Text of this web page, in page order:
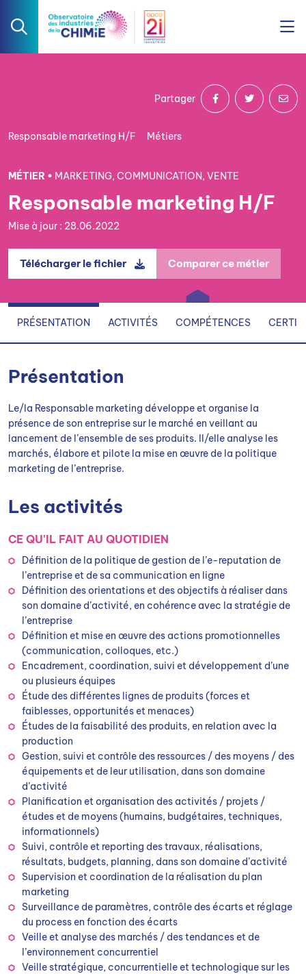
Responsable marketing H/F Métiers
MÉTIER • MARKETING, COMMUNICATION, VENTE
Responsable marketing H/F
Mise à jour : 28.06.2022
Télécharger le fichier Comparer ce métier
Partager
PRÉSENTATION ACTIVITÉS COMPÉTENCES
Présentation
Le/la Responsable marketing développe et organise la
présence de son entreprise sur le marché en veillant au
lancement de l’ensemble de ses produits. Il/elle analyse les
marchés, élabore et pilote la mise en œuvre de la politique
marketing de l’entreprise.
Les activités
CE QU'IL FAIT AU QUOTIDIEN
Définition de la politique de gestion de l’e-reputation de
l’entreprise et de sa communication en ligne
Définition des orientations et des objectifs à réaliser dans
son domaine d’activité, en cohérence avec la stratégie de
l’entreprise
Définition et mise en œuvre des actions promotionnelles
(communication, colloques, etc.)
Encadrement, coordination, suivi et développement d’une
ou plusieurs équipes
Étude des différentes lignes de produits (forces et
faiblesses, opportunités et menaces)
Études de la faisabilité des produits, en relation avec la
production
Gestion, suivi et contrôle des ressources / des moyens / des
équipements et de leur utilisation, dans son domaine
d’activité
Planification et organisation des activités / projets /
études et de moyens (humains, budgétaires, techniques,
informationnels)
Suivi, contrôle et reporting des travaux, réalisations,
résultats, budgets, planning, dans son domaine d’activité
Supervision et coordination de la réalisation du plan
marketing
Surveillance de paramètres, contrôle des écarts et réglage
du process en fonction des écarts
Veille et analyse des marchés / des tendances et de
l’environnement concurrentiel
Veille stratégique, concurrentielle et technologique sur les